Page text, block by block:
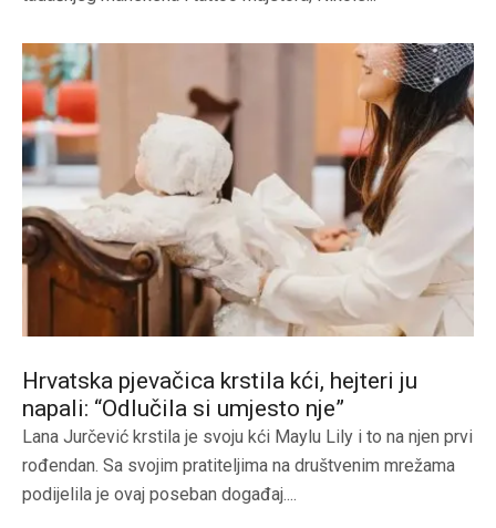
Hrvatska pjevačica krstila kći, hejteri ju
napali: “Odlučila si umjesto nje”
Lana Jurčević krstila je svoju kći Maylu Lily i to na njen prvi
rođendan. Sa svojim pratiteljima na društvenim mrežama
podijelila je ovaj poseban događaj....